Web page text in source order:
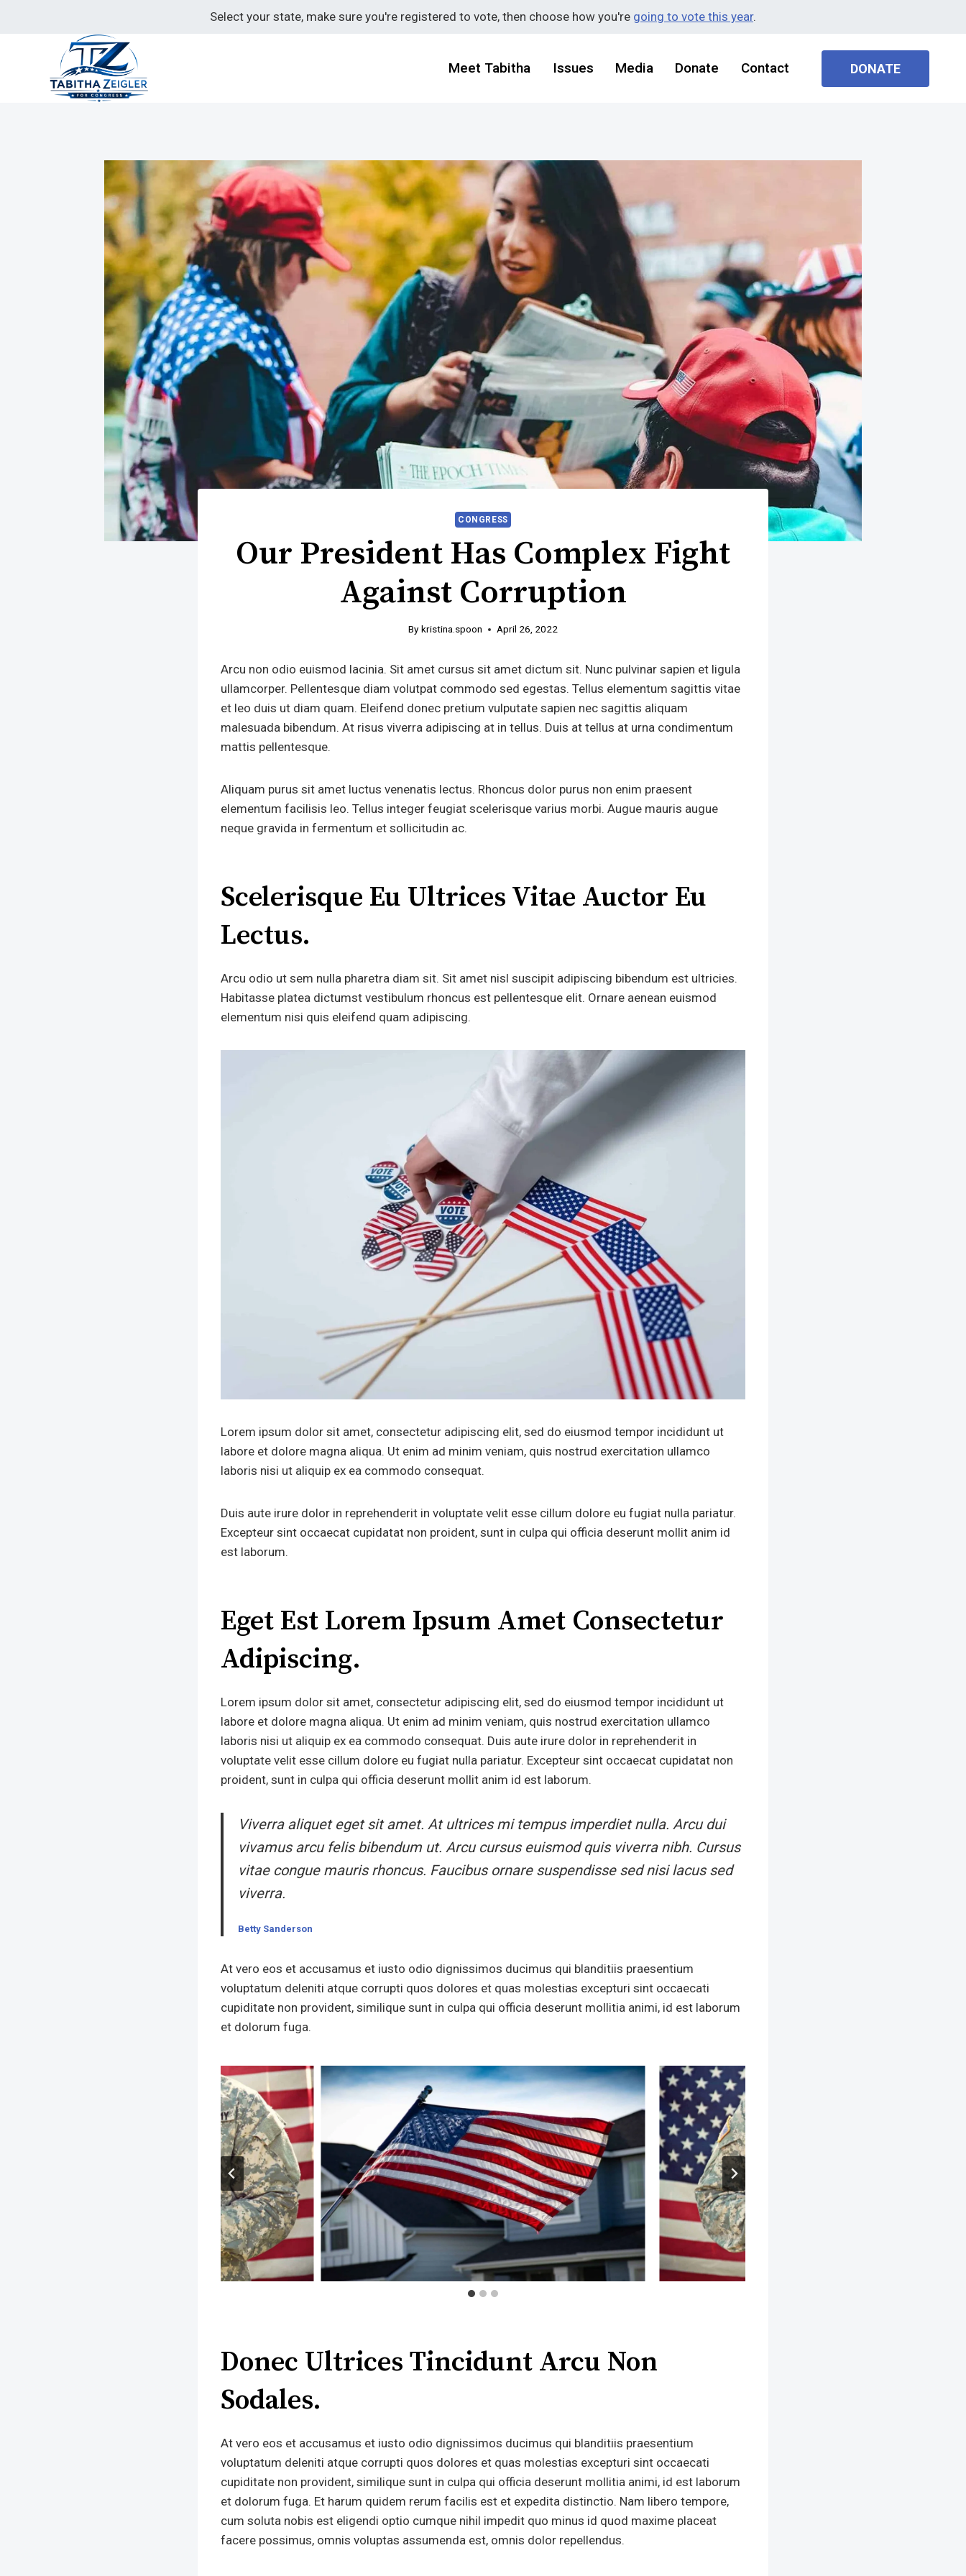
Select your state, make sure you're registered to vote, then choose how you're going to vote this year.
Meet Tabitha Issues Media Donate Contact DONATE
CONGRESS
Our President Has Complex Fight
Against Corruption
By kristina.spoon April 26, 2022
Arcu non odio euismod lacinia. Sit amet cursus sit amet dictum sit. Nunc pulvinar sapien et ligula
ullamcorper. Pellentesque diam volutpat commodo sed egestas. Tellus elementum sagittis vitae
et leo duis ut diam quam. Eleifend donec pretium vulputate sapien nec sagittis aliquam
malesuada bibendum. At risus viverra adipiscing at in tellus. Duis at tellus at urna condimentum
mattis pellentesque.
Aliquam purus sit amet luctus venenatis lectus. Rhoncus dolor purus non enim praesent
elementum facilisis leo. Tellus integer feugiat scelerisque varius morbi. Augue mauris augue
neque gravida in fermentum et sollicitudin ac.
Scelerisque Eu Ultrices Vitae Auctor Eu
Lectus.
Arcu odio ut sem nulla pharetra diam sit. Sit amet nisl suscipit adipiscing bibendum est ultricies.
Habitasse platea dictumst vestibulum rhoncus est pellentesque elit. Ornare aenean euismod
elementum nisi quis eleifend quam adipiscing.
Lorem ipsum dolor sit amet, consectetur adipiscing elit, sed do eiusmod tempor incididunt ut
labore et dolore magna aliqua. Ut enim ad minim veniam, quis nostrud exercitation ullamco
laboris nisi ut aliquip ex ea commodo consequat.
Duis aute irure dolor in reprehenderit in voluptate velit esse cillum dolore eu fugiat nulla pariatur.
Excepteur sint occaecat cupidatat non proident, sunt in culpa qui officia deserunt mollit anim id
est laborum.
Eget Est Lorem Ipsum Amet Consectetur
Adipiscing.
Lorem ipsum dolor sit amet, consectetur adipiscing elit, sed do eiusmod tempor incididunt ut
labore et dolore magna aliqua. Ut enim ad minim veniam, quis nostrud exercitation ullamco
laboris nisi ut aliquip ex ea commodo consequat. Duis aute irure dolor in reprehenderit in
voluptate velit esse cillum dolore eu fugiat nulla pariatur. Excepteur sint occaecat cupidatat non
proident, sunt in culpa qui officia deserunt mollit anim id est laborum.
Viverra aliquet eget sit amet. At ultrices mi tempus imperdiet nulla. Arcu dui
vivamus arcu felis bibendum ut. Arcu cursus euismod quis viverra nibh. Cursus
vitae congue mauris rhoncus. Faucibus ornare suspendisse sed nisi lacus sed
viverra.
Betty Sanderson
At vero eos et accusamus et iusto odio dignissimos ducimus qui blanditiis praesentium
voluptatum deleniti atque corrupti quos dolores et quas molestias excepturi sint occaecati
cupiditate non provident, similique sunt in culpa qui officia deserunt mollitia animi, id est laborum
et dolorum fuga.
Donec Ultrices Tincidunt Arcu Non
Sodales.
At vero eos et accusamus et iusto odio dignissimos ducimus qui blanditiis praesentium
voluptatum deleniti atque corrupti quos dolores et quas molestias excepturi sint occaecati
cupiditate non provident, similique sunt in culpa qui officia deserunt mollitia animi, id est laborum
et dolorum fuga. Et harum quidem rerum facilis est et expedita distinctio. Nam libero tempore,
cum soluta nobis est eligendi optio cumque nihil impedit quo minus id quod maxime placeat
facere possimus, omnis voluptas assumenda est, omnis dolor repellendus.